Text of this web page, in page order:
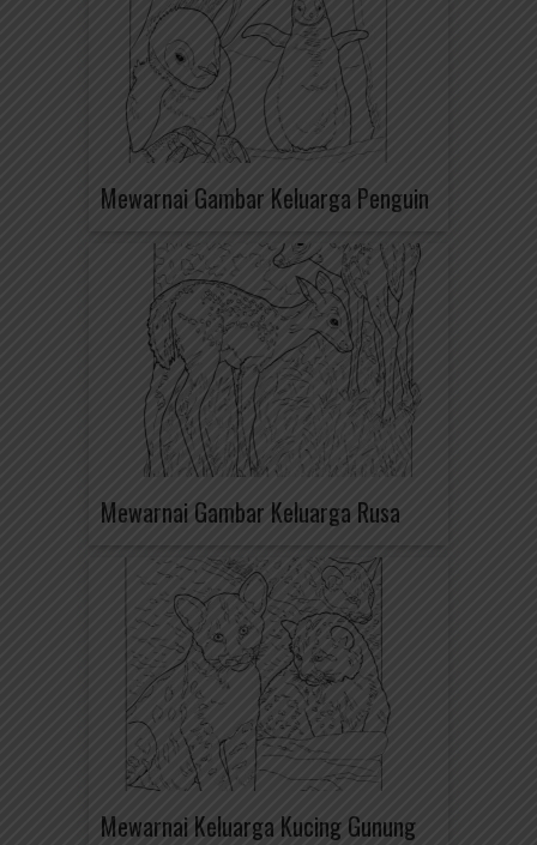
Mewarnai Gambar Keluarga Penguin
Mewarnai Gambar Keluarga Rusa
Mewarnai Keluarga Kucing Gunung